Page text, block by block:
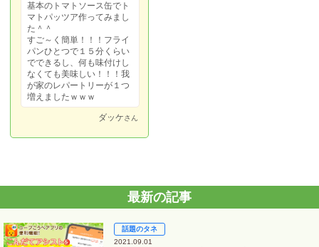
基本のトマトソース缶でト
マトパッツア作ってみまし
た＾＾
すご～く簡単！！！フライ
パンひとつで１５分くらい
でできるし、何も味付けし
なくても美味しい！！！我
が家のレパートリーが１つ
増えましたｗｗｗ
ダッケさん
最新の記事
話題のタネ
2021.09.01